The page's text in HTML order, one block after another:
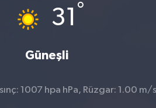
31 °
Güneşli
1007 hpa hPa, Rüzgar: 1.00 m/s